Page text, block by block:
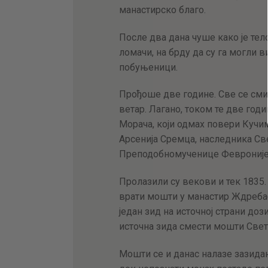
манастирско благо.
После два дана чуше како је
ломачи, на брду да су га могли
побуњеници.
Прођоше две године. Све се
ветар. Лагано, током те две
Морача, који одмах повери
Арсенија Сремца, наследника
Преподобномученице
Пролазили су векови и тек
врати мошти у манaстир
један зид на источној страни
источна зида смести мошти
Мошти се и данас налазе